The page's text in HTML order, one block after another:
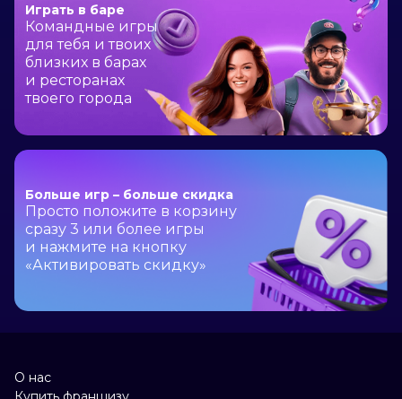
Играть в баре
Командные игры
для тебя и твоих
близких в барах
и ресторанах
твоего города
Больше игр – больше скидка
Просто положите в корзину
сразу 3 или более игры
и нажмите на кнопку
«Активировать скидку»
О нас